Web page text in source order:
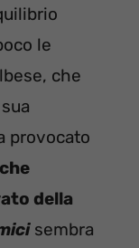
le
che
provocato
della
sembra